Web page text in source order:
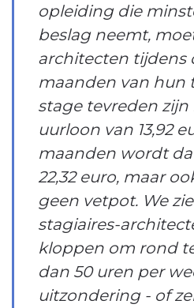
opleiding die
beslag neemt,
architecten tijdens
maanden van hun
stage tevreden
uurloon van 13,92
maanden wordt
22,32 euro, maar
geen vetpot. We
stagiaires-
kloppen om rond
dan 50 uren per
uitzondering - of